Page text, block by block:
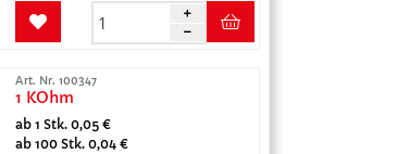
Art. Nr. 100347
1 KOhm
ab 1 Stk. 0,05 €
ab 100 Stk. 0,04 €